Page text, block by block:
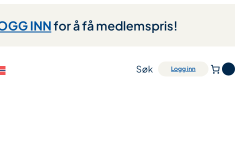
INNfor å få medlemspris!
Søk Logg inn